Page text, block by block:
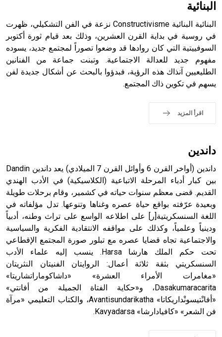
- هل تعلم أن أبجر Abgar اسم معروف جيداً يعود إلى عدد من
الملوك الذين حكموا مدينة إديسا (الرها) من أبجر الأول وحتى
التاسع، وهم ينتسبون إلى أسرة أوسروين
البنائية
البنائية البنائية Constructivisme نزعة في الفن التشكيلي، ظهرت
في روسية في بداية القرن العشرين، وذلك بعد قيام ثورة أكتوبر
السوفييتية التي كان روادها قد وضعوا تصوراً لمجتمع جديد، يسوده
مفهوم جديد للعدالة الاجتماعية. وتبنت جماعة من الفنانين
الطليعيين آنذاك هذه الرؤية، فبدؤوا بالبحث عن أشكال جديدة لفن
يسهم في تكوين ذاك المجتمع.
اقرأ المزيد
داندين
داندين (أواخر القرن 6 وأوائل القرن 7 الميلادي) يعد داندين Dandin
بين كبار أدباء المرحلة الاتباعية (الكلاسيكية) في الأدب الهندي
القديم. قضى معظم سنوات حياته في كشمير، وقام برحلات طويلة
وبعيدة عرّفته بواقع حياة عصره وغناها وتنوعها. تدل مؤلفاته في
اللغة السنسكريتية[ر] على اطلاعه الواسع على تراث وطنه، أدبياً
ودينياً وعلمياً، وكذلك على مواقفه الانتقادية الفكرية والسياسية
والاجتماعية تجاه قضايا عصره مع تبلور صورة المجتمع الإقطاعي
تحت حكم الملك هارشا Harsa. ينسب إليه علماء الأدب
السنسكريتي بثقة ثلاثة أعمال: الروايتان الفنيتان النثريتان
«مغامرات الأمراء العشرة» «داشاكوماراتشاريتا»
Dasakumaracarita، و«حكاية الفتاة الجميلة من أفانتي»
«أفانْتيسونْداريكاتا» Avantisundarikatha، والكتاب التعليمي «مرآة
فن الشعر» «كافيادارشا» Kavyadarsa.